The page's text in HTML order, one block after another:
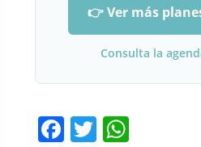
👉 Ver más
Consulta la
F T W